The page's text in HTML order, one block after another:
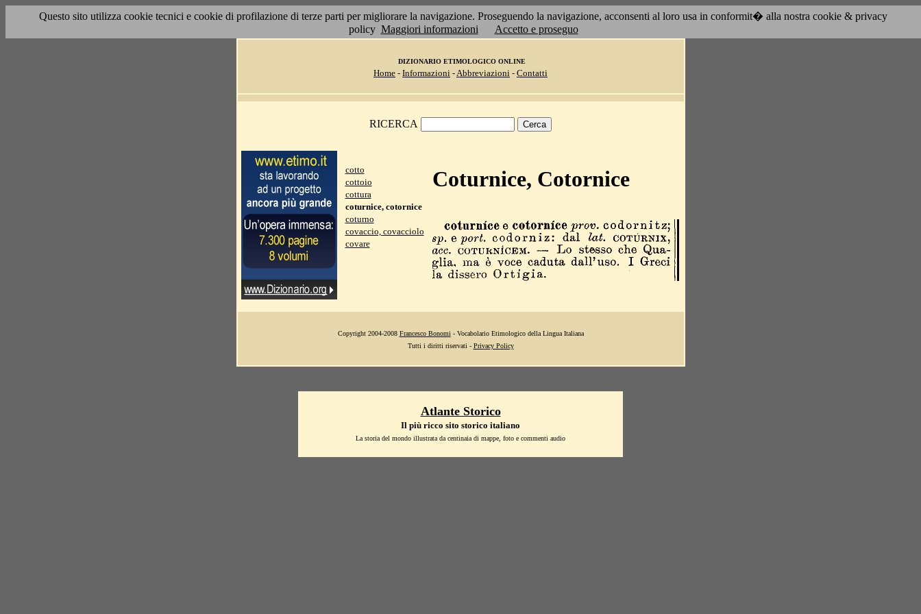
Questo sito utilizza cookie tecnici e cookie di profilazione di terze parti per migliorare la navigazione. Proseguendo la navigazione, acconsenti al loro usa in conformit� alla nostra cookie & privacy
policy Maggiori informazioni Accetto e proseguo
DIZIONARIO ETIMOLOGICO ONLINE
Home - Informazioni -Abbreviazioni - Contatti
RICERCA
cotto
cottoio
cottura
coturnice, cotornice
coturno
covaccio, covacciolo
covare
Coturnice, Cotornice
Copyright 2004-2008 Francesco Bonomi - Vocabolario Etimologico della Lingua Italiana
Tutti i diritti riservati - Privacy Policy
Atlante Storico
Il più ricco sito storico italiano
La storia del mondo illustrata da centinaia di mappe, foto e commenti audio